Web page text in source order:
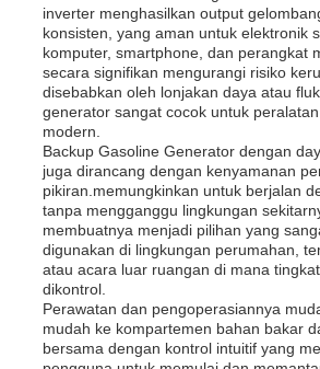
Genset Inverter
Set Generator Portable
set generator industri
Genset Digital
Open Frame Generator
inverter menghasilkan output
konsisten, yang aman untuk elektronik
komputer, smartphone, dan perangkat
secara signifikan mengurangi risiko
disebabkan oleh lonjakan daya atau
generator sangat cocok untuk
modern.
Backup Gasoline Generator dengan
juga dirancang dengan kenyamanan
pikiran.memungkinkan untuk berjalan
tanpa mengganggu lingkungan
membuatnya menjadi pilihan yang
digunakan di lingkungan perumahan,
atau acara luar ruangan di mana
dikontrol.
Perawatan dan pengoperasiannya
mudah ke kompartemen bahan bakar
bersama dengan kontrol intuitif yang